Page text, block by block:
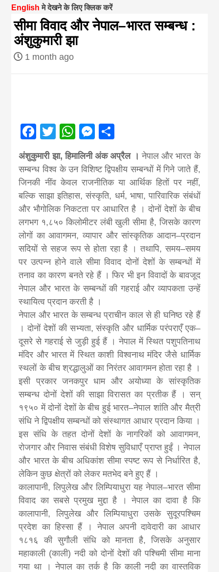
magazine of
Nepal brings
from
news,
khabar
English मे देखने के लिए क्लिक करें
सीमा विवाद और नेपाल–भारत सम्बन्ध :
अंशुकुमारी झा
1 month ago
Facebook
Twitter
WhatsApp
Messenger
अंशुकुमारी झा, हिमालिनी अंक अप्रैल ।नेपाल और भारत के
सम्बन्ध विश्व के उन विशिष्ट द्विपक्षीय सम्बन्धों में गिने जाते हैं,
जिनकी नींव केवल राजनीतिक या आर्थिक हितों पर नहीं,
बल्कि साझा इतिहास, संस्कृति, धर्म, भाषा, पारिवारिक संबंधों
और भौगोलिक निकटता पर आधारित है । दोनों देशों के बीच
लगभग १,८५० किलोमीटर लंबी खुली सीमा है, जिसके कारण
लोगों का आवागमन, व्यापार और सांस्कृतिक आदान–प्रदान
सदियों से सहज रूप से होता रहा है । तथापि, समय–समय
पर उत्पन्न होने वाले सीमा विवाद दोनों देशों के सम्बन्धों में
तनाव का कारण बनते रहे हैं । फिर भी इन विवादों के बावजूद
नेपाल और भारत के सम्बन्धों की गहराई और व्यापकता उन्हें
स्थायित्व प्रदान करती है ।
नेपाल और भारत के सम्बन्ध प्राचीन काल से ही घनिष्ठ रहे हैं
। दोनों देशों की सभ्यता, संस्कृति और धार्मिक परंपराएँ एक–
दूसरे से गहराई से जुड़ी हुई हैं । नेपाल में स्थित पशुपतिनाथ
मंदिर और भारत में स्थित काशी विश्वनाथ मंदिर जैसे धार्मिक
स्थलों के बीच श्रद्धालुओं का निरंतर आवागमन होता रहा है ।
इसी प्रकार जनकपुर धाम और अयोध्या के सांस्कृतिक
सम्बन्ध दोनों देशों की साझा विरासत का प्रतीक हैं । सन्
१९५० में दोनों देशों के बीच हुई भारत–नेपाल शांति और मैत्री
संधि ने द्विपक्षीय सम्बन्धों को संस्थागत आधार प्रदान किया ।
इस संधि के तहत दोनों देशों के नागरिकों को आवागमन,
रोजगार और निवास संबंधी विशेष सुविधाएँ प्राप्त हुईं । नेपाल
और भारत के बीच अधिकांश सीमा स्पष्ट रूप से निर्धारित है,
लेकिन कुछ क्षेत्रों को लेकर मतभेद बने हुए हैं ।
कालापानी, लिपुलेख और लिम्पियाधुरा यह नेपाल–भारत सीमा
विवाद का सबसे प्रमुख मुद्दा है । नेपाल का दावा है कि
कालापानी, लिपुलेख और लिम्पियाधुरा उसके सुदूरपश्चिम
प्रदेश का हिस्सा हैं । नेपाल अपनी दावेदारी का आधार
१८१६ की सुगौली संधि को मानता है, जिसके अनुसार
महाकाली (काली) नदी को दोनों देशों की पश्चिमी सीमा माना
गया था । नेपाल का तर्क है कि काली नदी का वास्तविक